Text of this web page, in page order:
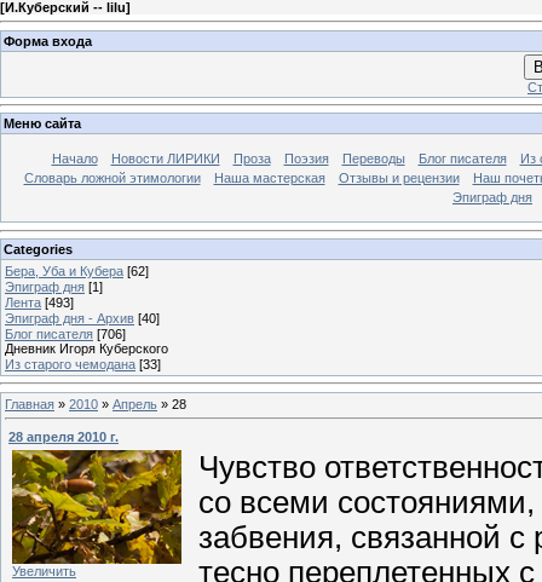
[И.Куберский -- lilu]
Форма входа
Меню сайта
Начало Новости ЛИРИКИ Проза Поэзия Переводы Блог писателя
Из
Словарь ложной этимологии
Наша мастерская Отзывы и рецензии
Наш
Эпиграф дня
Categories
Бера, Уба и Кубера [62]
Эпиграф дня [1]
Лента [493]
Эпиграф дня - Архив [40]
Блог писателя [706]
Дневник Игоря Куберского
Из старого чемодана [33]
Главная » 2010 » Апрель » 28
28 апреля 2010 г.
Увеличить
Чувство
со всеми
забвения, связанной
тесно переплетенных